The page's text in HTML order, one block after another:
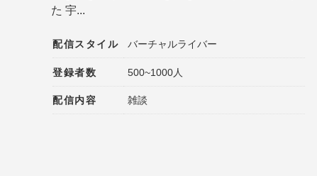
た 宇...
配信スタイル バーチャルライバー
登録者数 500~1000人
配信内容 雑談